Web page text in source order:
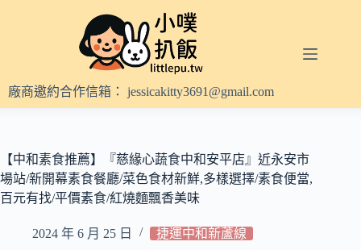
內
容
廠商邀約合作信箱： jessicakitty3691@gmail.com
【中和素食推薦】『慈緣心蔬食中和安平店』近永安市
場站/新開幕素食餐廳/菜色食材新鮮,多樣選擇/素食便當,
百元有找/平價素食/紅燒麵飄香美味
2024 年 6 月 25 日 捷運中和新蘆線